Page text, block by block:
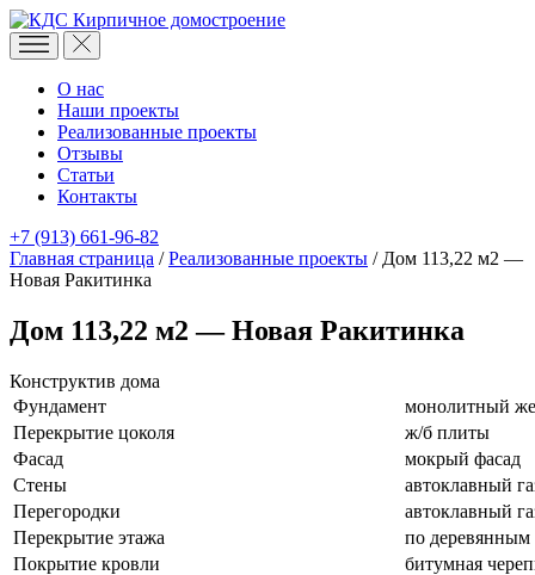
Кирпичное домостроение
О нас
Наши проекты
Реализованные проекты
Отзывы
Статьи
Контакты
+7 (913) 661-96-82
Главная страница /Реализованные проекты / Дом 113,22 м2 —
Новая Ракитинка
Дом 113,22 м2 — Новая Ракитинка
Конструктив дома
Фундамент
монолитный
Перекрытие цоколя
ж/б плиты
Фасад
мокрый фасад
Стены
автоклавный
Перегородки
автоклавный
Перекрытие этажа
по деревянным
Покрытие кровли
битумная